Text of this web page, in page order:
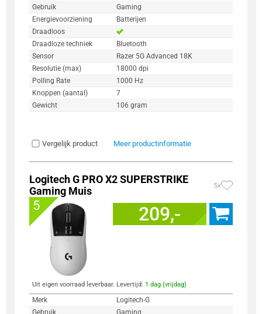
Gebruik
Gaming
Energievoorziening
Batterijen
Draadloos
Draadloze techniek
Bluetooth
Sensor
Razer 5G Advanced 18K
Resolutie (max)
18000 dpi
Polling Rate
1000 Hz
Knoppen (aantal)
7
Gewicht
106 gram
Vergelijk product Meer productinformatie
Logitech G PRO X2 SUPERSTRIKE
Gaming Muis
5x
5 209,-
Uit eigen voorraad leverbaar. Levertijd: 1 dag (vrijdag)
Merk
Logitech-G
Gebruik
Gaming